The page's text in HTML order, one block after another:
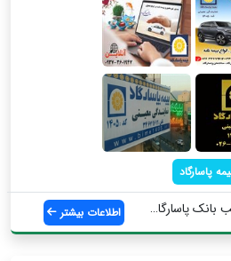
پاسارگاد
اطلاعات بیشتر